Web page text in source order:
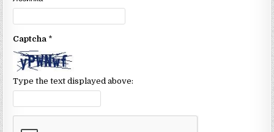
o
k
e
C
n
n
Captcha *
Type the text displayed above: